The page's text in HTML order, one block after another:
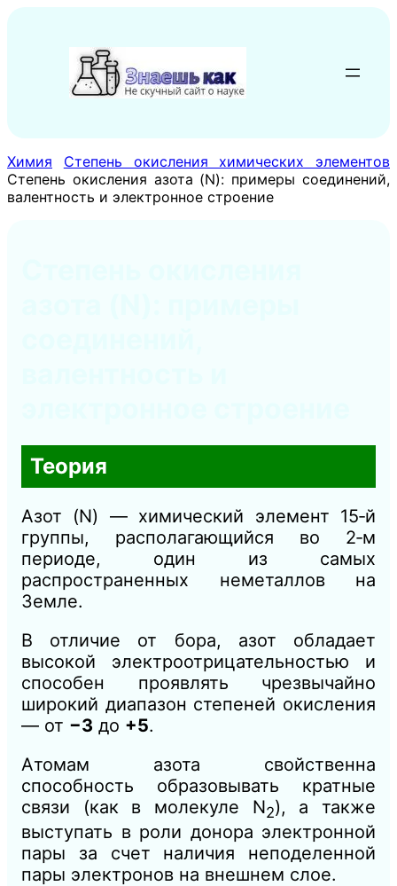
содержимому
Химия
Степень окисления химических элементов
Степень окисления азота (N): примеры соединений,
валентность и электронное строение
Теория
Азот (N) — химический элемент 15‑й
группы, располагающийся во 2‑м
периоде, один из самых
распространенных неметаллов на
Земле.
В отличие от бора, азот обладает
высокой электроотрицательностью и
способен проявлять чрезвычайно
широкий диапазон степеней окисления
— от −3 до +5.
Атомам азота свойственна
способность образовывать кратные
связи (как в молекуле N2), а также
выступать в роли донора электронной
пары за счет наличия неподеленной
пары электронов на внешнем слое.